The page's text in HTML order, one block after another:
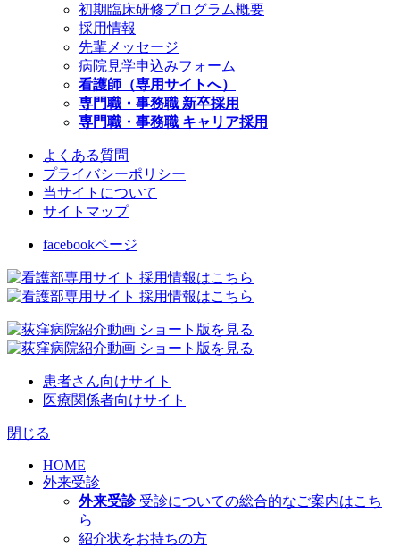
初期臨床研修プログラム概要
採用情報
先輩メッセージ
病院見学申込みフォーム
看護師（専用サイトへ）
専門職・事務職 新卒採用
専門職・事務職 キャリア採用
よくある質問
プライバシーポリシー
当サイトについて
サイトマップ
facebookページ
患者さん向けサイト
医療関係者向けサイト
閉じる
HOME
外来受診
外来受診 受診についての総合的なご案内はこち
ら
紹介状をお持ちの方